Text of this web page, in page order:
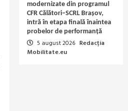
modernizate din programul
CFR Călători–SCRL Brașov,
intră în etapa finală înaintea
probelor de performanță
5 august 2026 Redacția
Mobilitate.eu